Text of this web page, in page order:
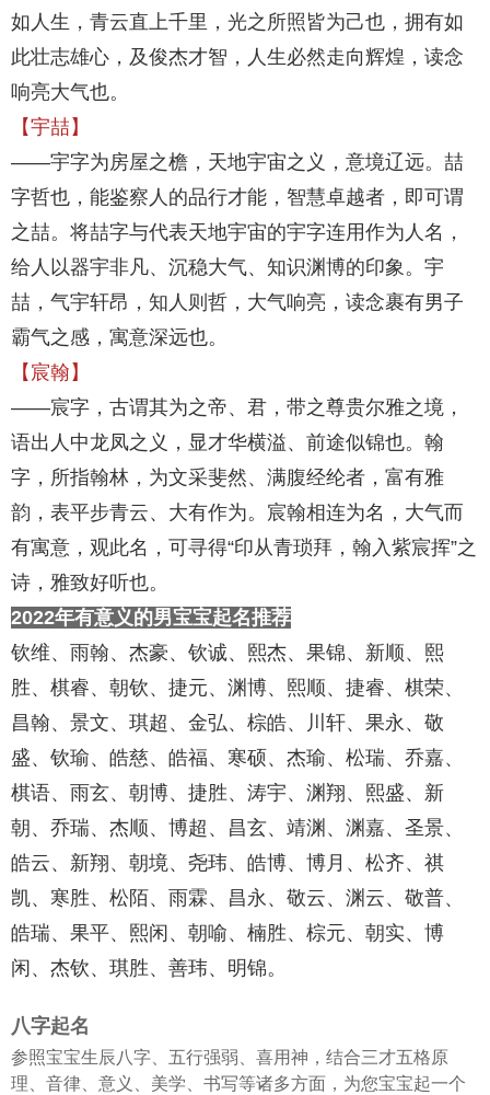
如人生，青云直上千里，光之所照皆为己也，拥有如
此壮志雄心，及俊杰才智，人生必然走向辉煌，读念
响亮大气也。
【宇喆】
——宇字为房屋之檐，天地宇宙之义，意境辽远。喆
字哲也，能鉴察人的品行才能，智慧卓越者，即可谓
之喆。将喆字与代表天地宇宙的宇字连用作为人名，
给人以器宇非凡、沉稳大气、知识渊博的印象。宇
喆，气宇轩昂，知人则哲，大气响亮，读念裹有男子
霸气之感，寓意深远也。
【宸翰】
——宸字，古谓其为之帝、君，带之尊贵尔雅之境，
语出人中龙凤之义，显才华横溢、前途似锦也。翰
字，所指翰林，为文采斐然、满腹经纶者，富有雅
韵，表平步青云、大有作为。宸翰相连为名，大气而
有寓意，观此名，可寻得“印从青琐拜，翰入紫宸挥”之
诗，雅致好听也。
2022年有意义的男宝宝起名推荐
钦维、雨翰、杰豪、钦诚、熙杰、果锦、新顺、熙
胜、棋睿、朝钦、捷元、渊博、熙顺、捷睿、棋荣、
昌翰、景文、琪超、金弘、棕皓、川轩、果永、敬
盛、钦瑜、皓慈、皓福、寒硕、杰瑜、松瑞、乔嘉、
棋语、雨玄、朝博、捷胜、涛宇、渊翔、熙盛、新
朝、乔瑞、杰顺、博超、昌玄、靖渊、渊嘉、圣景、
皓云、新翔、朝境、尧玮、皓博、博月、松齐、祺
凯、寒胜、松陌、雨霖、昌永、敬云、渊云、敬普、
皓瑞、果平、熙闲、朝喻、楠胜、棕元、朝实、博
闲、杰钦、琪胜、善玮、明锦。
八字起名
参照宝宝生辰八字、五行强弱、喜用神，结合三才五格原
理、音律、意义、美学、书写等诸多方面，为您宝宝起一个